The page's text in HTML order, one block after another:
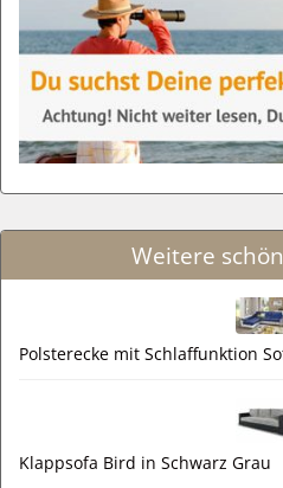
Weitere
Polsterecke mit Schlaffunktion
Klappsofa Bird in Schwarz Grau